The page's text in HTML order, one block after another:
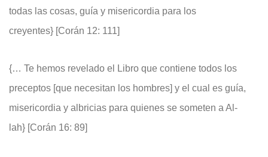
todas las cosas, guía y misericordia para los
creyentes} [Corán 12: 111]
{… Te hemos revelado el Libro que contiene todos los
preceptos [que necesitan los hombres] y el cual es guía,
misericordia y albricias para quienes se someten a Al-
lah} [Corán 16: 89]